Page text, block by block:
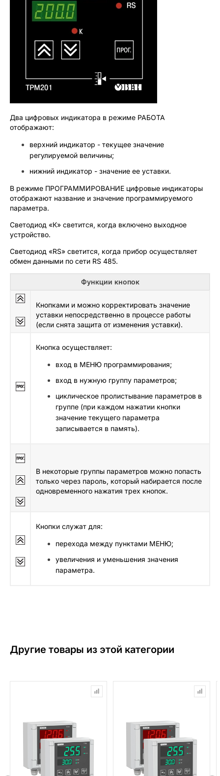
Два цифровых индикатора в режиме РАБОТА
отображают:
верхний индикатор - текущее значение
регулируемой величины;
нижний индикатор - значение ее уставки.
В режиме ПРОГРАММИРОВАНИЕ цифровые индикаторы
отображают название и значение программируемого
параметра.
Светодиод «К» светится, когда включено выходное
устройство.
Светодиод «RS» светится, когда прибор осуществляет
обмен данными по сети RS 485.
Функции кнопок
Кнопками и можно корректировать значение
уставки непосредственно в процессе работы
(если снята защита от изменения уставки).
Кнопка осуществляет:
вход в МЕНЮ программирования;
вход в нужную группу параметров;
циклическое пролистывание параметров в
группе (при каждом нажатии кнопки
значение текущего параметра
записывается в память).
В некоторые группы параметров можно попасть
только через пароль, который набирается после
одновременного нажатия трех кнопок.
Кнопки служат для:
перехода между пунктами МЕНЮ;
увеличения и уменьшения значения
параметра.
Другие товары из этой категории